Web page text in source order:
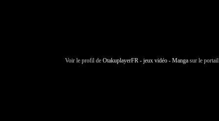
Voir le profil de OtakuplayerFR - jeux vidéo - Manga sur le